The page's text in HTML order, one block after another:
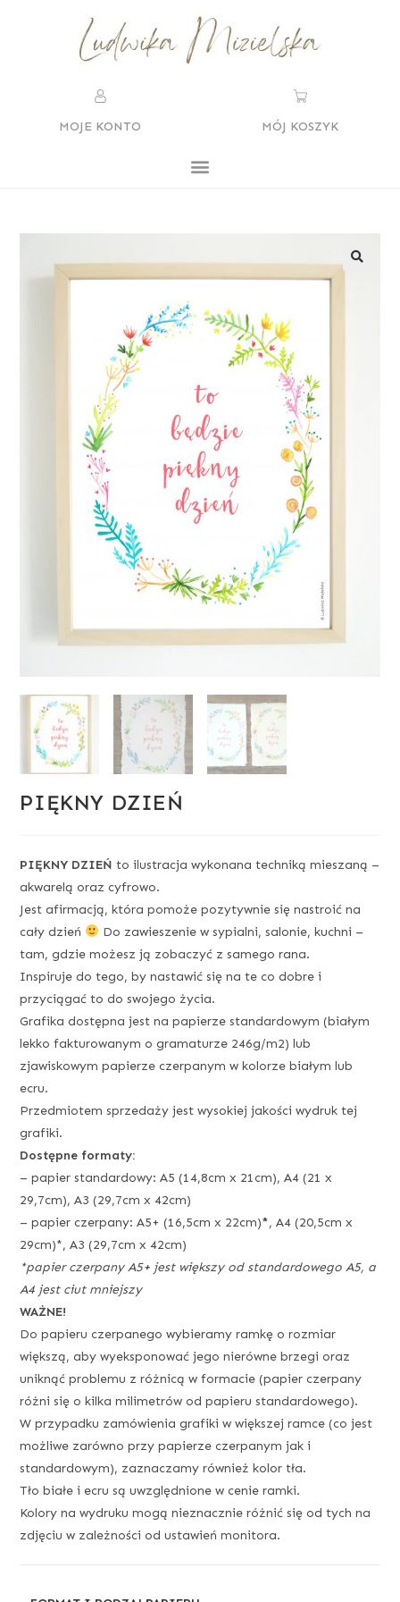
MOJE KONTO MÓJ KOSZYK
PIĘKNY DZIEŃ
PIĘKNY DZIEŃto ilustracja wykonana techniką mieszaną –
akwarelą oraz cyfrowo.
Jest afirmacją, która pomoże pozytywnie się nastroić na
cały dzień
Do zawieszenie w sypialni, salonie, kuchni –
tam, gdzie możesz ją zobaczyć z samego rana.
Inspiruje do tego, by nastawić się na te co dobre i
przyciągać to do swojego życia.
Grafika dostępna jest na papierze standardowym (białym
lekko fakturowanym o gramaturze 246g/m2) lub
zjawiskowym papierze czerpanym w kolorze białym lub
ecru.
Przedmiotem sprzedaży jest wysokiej jakości wydruk tej
grafiki.
Dostępne formaty:
– papier standardowy: A5 (14,8cm x 21cm), A4 (21 x
29,7cm), A3 (29,7cm x 42cm)
– papier czerpany: A5+ (16,5cm x 22cm)*, A4 (20,5cm x
29cm)*, A3 (29,7cm x 42cm)
*papier czerpany A5+ jest większy od standardowego A5, a
A4 jest ciut mniejszy
WAŻNE!
Do papieru czerpanego wybieramy ramkę o rozmiar
większą, aby wyeksponować jego nierówne brzegi oraz
uniknąć problemu z różnicą w formacie (papier czerpany
różni się o kilka milimetrów od papieru standardowego).
W przypadku zamówienia grafiki w większej ramce (co jest
możliwe zarówno przy papierze czerpanym jak i
standardowym), zaznaczamy również kolor tła.
Tło białe i ecru są uwzględnione w cenie ramki.
Kolory na wydruku mogą nieznacznie różnić się od tych na
zdjęciu w zależności od ustawień monitora.